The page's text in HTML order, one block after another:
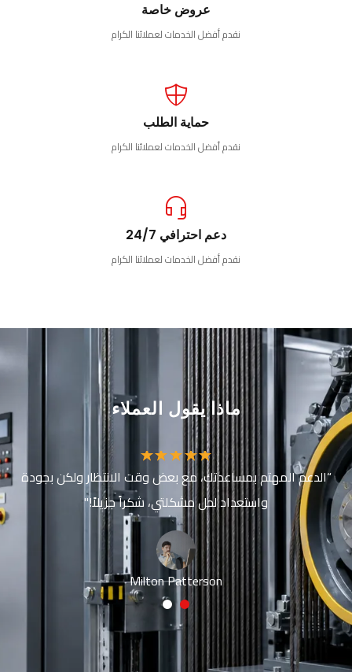
عروض خاصة
نقدم أفضل الخدمات لعملائنا الكرام
حماية الطلب
نقدم أفضل الخدمات لعملائنا الكرام
دعم احترافي 24/7
نقدم أفضل الخدمات لعملائنا الكرام
ماذا يقول العملاء
“الدعم المهتم بمساعدتك، مع بعض وقت الانتظار ولكن بجودة
واستعداد لحل مشكلتي، شكراً جزيلاً!"
Milton Patterson